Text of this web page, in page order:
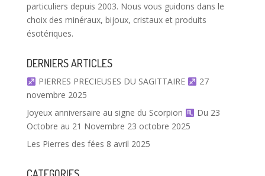
particuliers depuis 2003. Nous vous guidons dans le
choix des minéraux, bijoux, cristaux et produits
ésotériques.
DERNIERS ARTICLES
PIERRES PRECIEUSES DU SAGITTAIRE
27
novembre 2025
Joyeux anniversaire au signe du Scorpion
Du 23
Octobre au 21 Novembre 23 octobre 2025
Les Pierres des fées 8 avril 2025